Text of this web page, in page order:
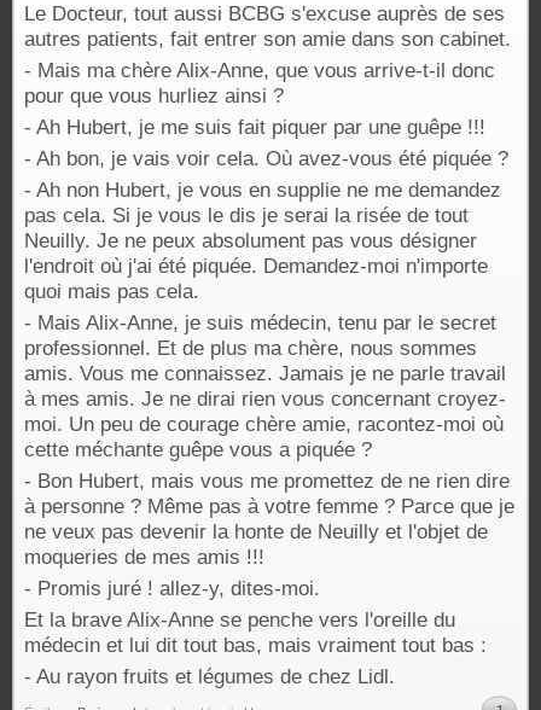
Le Docteur, tout aussi BCBG s'excuse auprès de ses
autres patients, fait entrer son amie dans son cabinet.
- Mais ma chère Alix-Anne, que vous arrive-t-il donc
pour que vous hurliez ainsi ?
- Ah Hubert, je me suis fait piquer par une guêpe !!!
- Ah bon, je vais voir cela. Où avez-vous été piquée ?
- Ah non Hubert, je vous en supplie ne me demandez
pas cela. Si je vous le dis je serai la risée de tout
Neuilly. Je ne peux absolument pas vous désigner
l'endroit où j'ai été piquée. Demandez-moi n'importe
quoi mais pas cela.
- Mais Alix-Anne, je suis médecin, tenu par le secret
professionnel. Et de plus ma chère, nous sommes
amis. Vous me connaissez. Jamais je ne parle travail
à mes amis. Je ne dirai rien vous concernant croyez-
moi. Un peu de courage chère amie, racontez-moi où
cette méchante guêpe vous a piquée ?
- Bon Hubert, mais vous me promettez de ne rien dire
à personne ? Même pas à votre femme ? Parce que je
ne veux pas devenir la honte de Neuilly et l'objet de
moqueries de mes amis !!!
- Promis juré ! allez-y, dites-moi.
Et la brave Alix-Anne se penche vers l'oreille du
médecin et lui dit tout bas, mais vraiment tout bas :
- Au rayon fruits et légumes de chez Lidl.